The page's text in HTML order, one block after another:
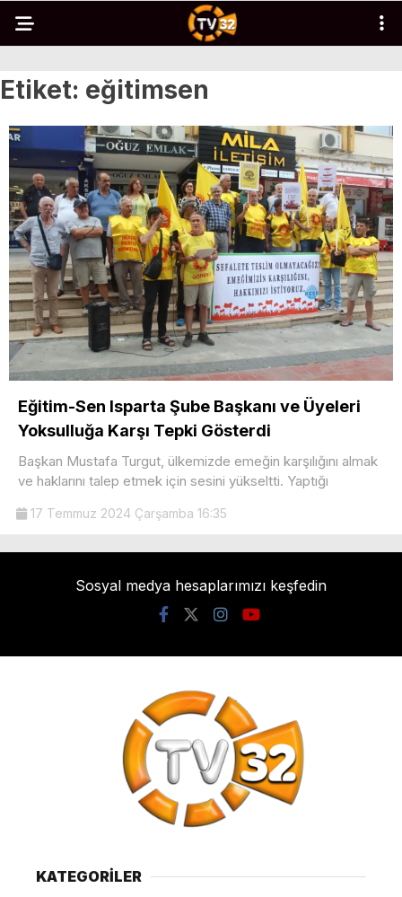
Etiket: eğitimsen
Eğitim-Sen Isparta Şube Başkanı ve Üyeleri
Yoksulluğa Karşı Tepki Gösterdi
Başkan Mustafa Turgut, ülkemizde emeğin karşılığını almak
ve haklarını talep etmek için sesini yükseltti. Yaptığı
17 Temmuz 2024 Çarşamba 16:35
Sosyal medya hesaplarımızı keşfedin
KATEGORİLER